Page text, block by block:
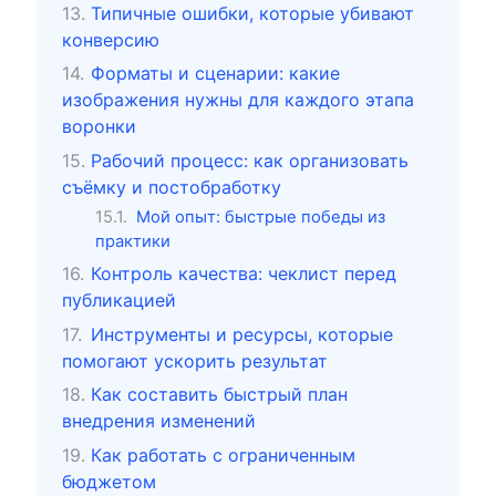
Типичные ошибки, которые убивают
конверсию
Форматы и сценарии: какие
изображения нужны для каждого этапа
воронки
Рабочий процесс: как организовать
съёмку и постобработку
Мой опыт: быстрые победы из
практики
Контроль качества: чеклист перед
публикацией
Инструменты и ресурсы, которые
помогают ускорить результат
Как составить быстрый план
внедрения изменений
Как работать с ограниченным
бюджетом